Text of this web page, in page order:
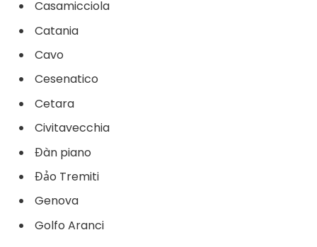
Casamicciola
Catania
Cavo
Cesenatico
Cetara
Civitavecchia
Đàn piano
Đảo Tremiti
Genova
Golfo Aranci